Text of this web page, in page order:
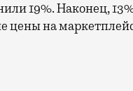
19%. Наконец,
цены на